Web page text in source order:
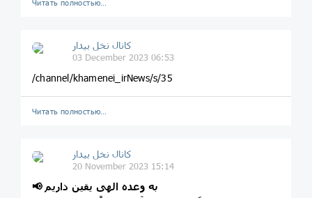
Читать полностью…
کانال نخل بیدار
03 December 2023 06:53
/channel/khamenei_irNews/s/35
Читать полностью…
کانال نخل بیدار
20 November 2023 15:14
📢 به وعده الهی یقین داریم